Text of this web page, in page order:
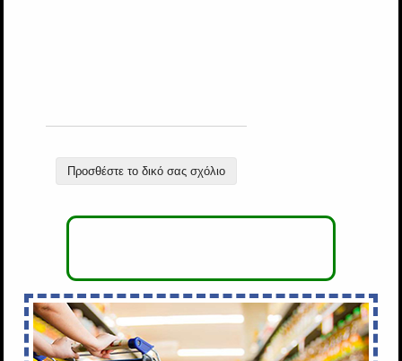
Προσθέστε το δικό σας σχόλιο